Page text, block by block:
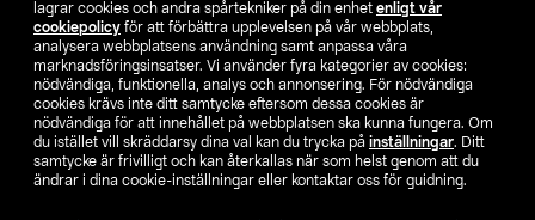
lagrar cookies och andra spårtekniker på din enhet enligt vår
cookiepolicy för att förbättra upplevelsen på vår webbplats,
analysera webbplatsens användning samt anpassa våra
marknadsföringsinsatser. Vi använder fyra kategorier av cookies:
nödvändiga, funktionella, analys och annonsering. För nödvändiga
cookies krävs inte ditt samtycke eftersom dessa cookies är
nödvändiga för att innehållet på webbplatsen ska kunna fungera. Om
du istället vill skräddarsy dina val kan du trycka på inställningar. Ditt
samtycke är frivilligt och kan återkallas när som helst genom att du
ändrar i dina cookie-inställningar eller kontaktar oss för guidning.
SE NO FI